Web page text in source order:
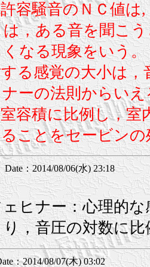
容騒音のＮＣ値は,
，ある音を聞こ
なる現象をいう。
る感覚の大小は，
ーの法則からいえ
容積に比例し，室
ことをセービン
：2014/08/06(水) 23:18
ヒナー：心理的
，音圧の対数に比
：2014/08/07(木) 03:02